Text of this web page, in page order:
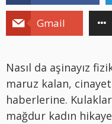
Gmail
Nasıl da aşinayız
maruz kalan,
haberlerine.
mağdur kadın